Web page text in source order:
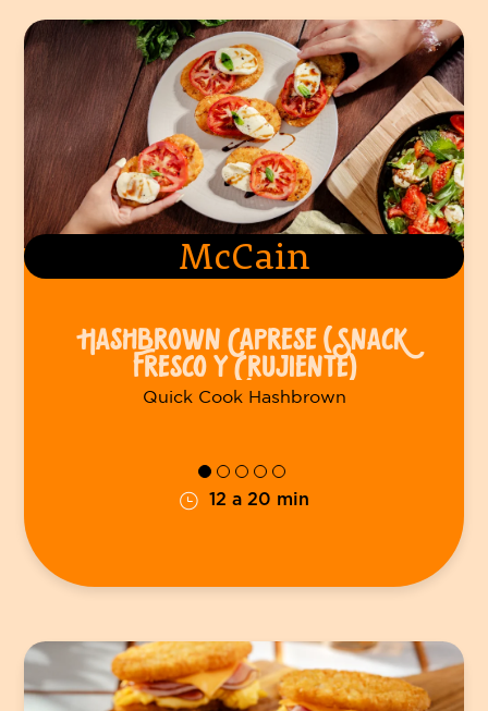
McCain
HASHBROWN CAPRESE (SNACK
FRESCO Y CRUJIENTE)
Quick Cook Hashbrown
12 a 20 min